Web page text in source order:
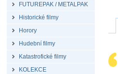
FUTUREPAK / METALPAK
Historické filmy
Horory
Hudební filmy
Katastrofické filmy
KOLEKCE